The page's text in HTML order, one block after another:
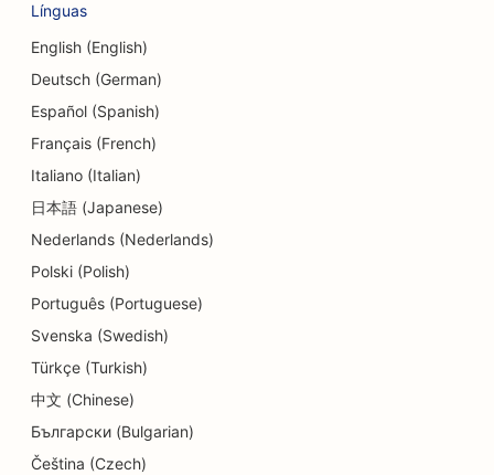
SEO para estúdios de dança
SEO para serviços de aconselhamento de dívidas
SEO para clínicas odontológicas
SEO para clientes
SEO para serviços de dermoabrasão
SEO para lojas de detalhes
SEO para lojas de donuts
infantis
Línguas
English (English)
Deutsch (German)
Español (Spanish)
Français (French)
Italiano (Italian)
日本語 (Japanese)
Nederlands (Nederlands)
Polski (Polish)
Português (Portuguese)
Svenska (Swedish)
Türkçe (Turkish)
中文 (Chinese)
Български (Bulgarian)
Čeština (Czech)